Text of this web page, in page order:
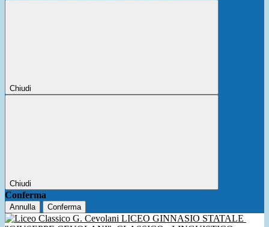
Chiudi
Chiudi
Conferma
Annulla Conferma
LICEO GINNASIO STATALE